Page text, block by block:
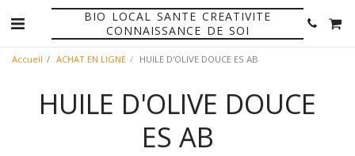
BIO LOCAL SANTE CREATIVITE
CONNAISSANCE DE SOI
Accueil ACHAT EN LIGNE HUILE D'OLIVE DOUCE ES AB
HUILE D'OLIVE DOUCE
ES AB